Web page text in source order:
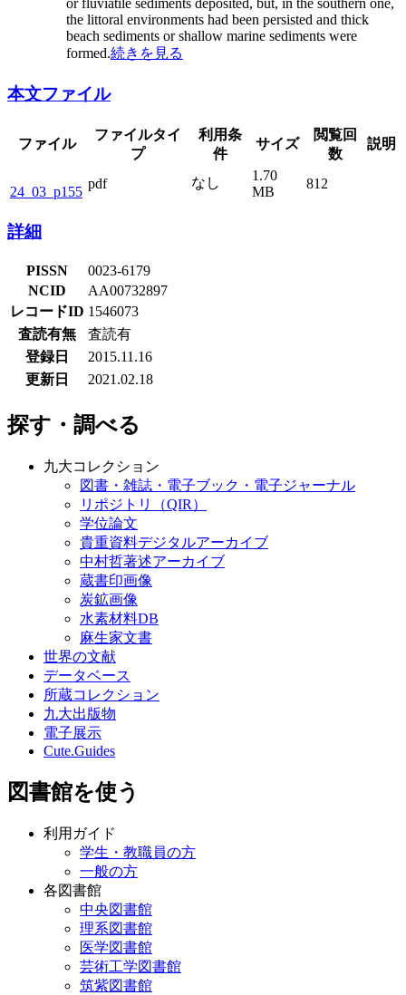
the littoral environments had been persisted and thick
beach sediments or shallow marine sediments were
formed.続きを見る
本文ファイル
ファイル
ファイルタイ
プ
利用条
件
サイズ
閲覧回
数
説明
24_03_p155
pdf なし
1.70
MB
812
詳細
PISSN
0023-6179
NCID
AA00732897
レコードID 1546073
査読有無
査読有
登録日
2015.11.16
更新日
2021.02.18
探す・調べる
九大コレクション
図書・雑誌・電子ブック・電子ジャーナル
リポジトリ（QIR）
学位論文
貴重資料デジタルアーカイブ
中村哲著述アーカイブ
蔵書印画像
炭鉱画像
水素材料DB
麻生家文書
世界の文献
データベース
所蔵コレクション
九大出版物
電子展示
Cute.Guides
図書館を使う
利用ガイド
学生・教職員の方
一般の方
各図書館
中央図書館
理系図書館
医学図書館
芸術工学図書館
筑紫図書館